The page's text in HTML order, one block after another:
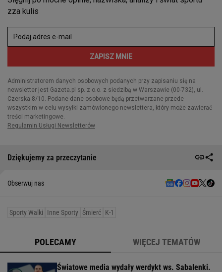
Dziękujemy za przeczytanie
Obserwuj nas
Sporty Walki Inne Sporty Śmierć K-1
POLECAMY WIĘCEJ TEMATÓW
Światowe media wydały werdykt ws. Sabalenki.